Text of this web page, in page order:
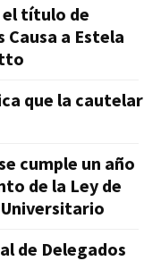
el título de
a Estela
que la cautelar
cumple un año
de la Ley de
de Delegados